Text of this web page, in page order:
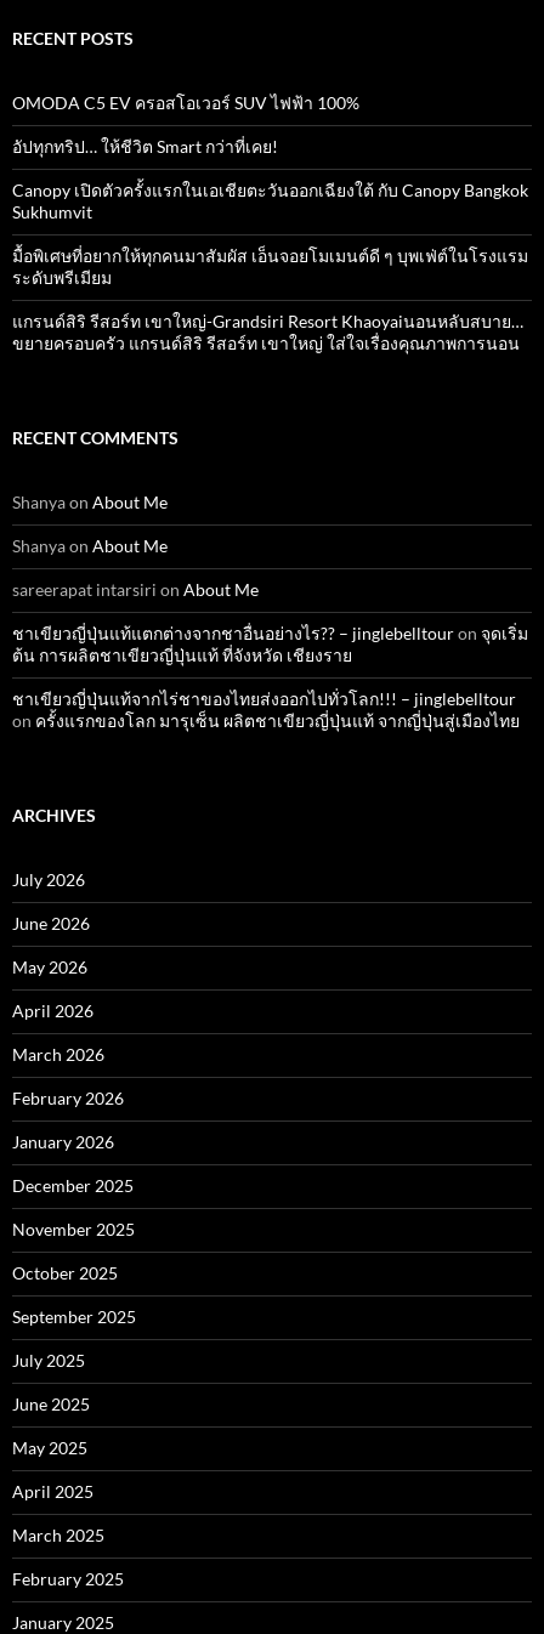
RECENT POSTS
OMODA C5 EV ครอสโอเวอร์ SUV ไฟฟ้า 100%
อัปทุกทริป… ให้ชีวิต Smart กว่าที่เคย!
Canopy เปิดตัวครั้งแรกในเอเชียตะวันออกเฉียงใต้ กับ Canopy Bangkok
Sukhumvit
มื้อพิเศษที่อยากให้ทุกคนมาสัมผัส เอ็นจอยโมเมนต์ดี ๆ บุพเฟ่ต์ในโรงแรม
ระดับพรีเมียม
แกรนด์สิริ​ รีสอร์ท​ เขาใหญ่​-Grandsiri​ Resort​ Khaoyaiนอนหลับสบาย…
ขยายครอบครัว แกรนด์สิริ รีสอร์ท เขาใหญ่ ใส่ใจเรื่องคุณภาพการนอน
RECENT COMMENTS
Shanyaon About Me
Shanyaon About Me
sareerapat intarsiri on About Me
ชาเขียวญี่ปุ่นแท้แตกต่างจากชาอื่นอย่างไร?? – jinglebelltouron จุดเริ่ม
ต้น การผลิตชาเขียวญี่ปุ่นแท้ ที่จังหวัด เชียงราย
ชาเขียวญี่ปุ่นแท้จากไร่ชาของไทยส่งออกไปทั่วโลก!!! – jinglebelltour
on ครั้งแรกของโลก มารุเซ็น ผลิตชาเขียวญี่ปุ่นแท้ จากญี่ปุ่นสู่เมืองไทย
ARCHIVES
July 2026
June 2026
May 2026
April 2026
March 2026
February 2026
January 2026
December 2025
November 2025
October 2025
September 2025
July 2025
June 2025
May 2025
April 2025
March 2025
February 2025
January 2025